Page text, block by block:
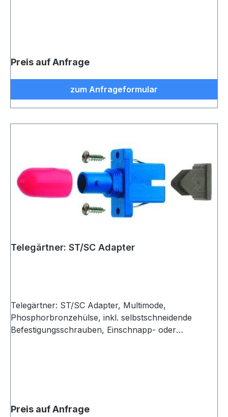
Preis auf Anfrage
zum Anfrageformular
Telegärtner: ST/SC Adapter
Telegärtner: ST/SC Adapter, Multimode,
Phosphorbronzehülse, inkl. selbstschneidende
Befestigungsschrauben, Einschnapp- oder
Preis auf Anfrage